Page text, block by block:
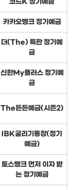
카카오뱅크 정기예금
더(The) 특판 정기예
금
신한My플러스 정기예
금
The든든예금(시즌2)
IBK굴리기통장(정기
예금)
토스뱅크 먼저 이자 받
는 정기예금